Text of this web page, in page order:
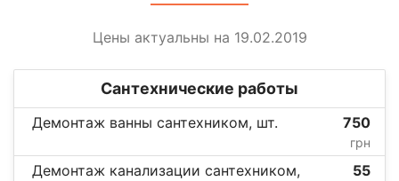
Цены актуальны на 19.02.2019
Сантехнические работы
Демонтаж ванны сантехником, шт. 750
грн
Демонтаж канализации сантехником,
55